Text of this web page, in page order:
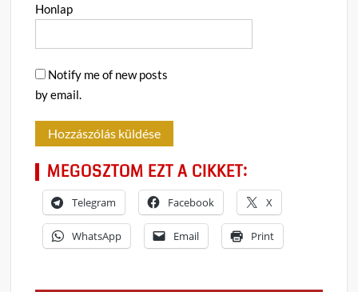
Honlap
Notify me of new posts
by email.
MEGOSZTOM EZT A CIKKET:
Telegram Facebook X
WhatsApp Email Print